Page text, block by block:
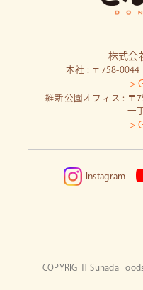
株式会
本社 : 〒758-
>
維新公園オフィス : 〒
一
>
Instagram
COPYRIGHT Sunada